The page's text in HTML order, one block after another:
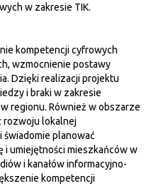
w zakresie TIK.
kompetencji cyfrowych
wzmocnienie postawy
Dzięki realizacji projektu
i braki w zakresie
regionu. Również w obszarze
rozwoju lokalnej
planować
umiejętności mieszkańców w
i kanałów informacyjno-
kompetencji